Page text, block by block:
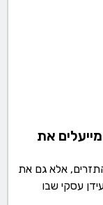
את
אלא גם את
עסקי שבו